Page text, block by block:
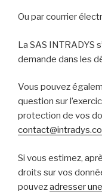
Ou par courrier
La SAS INTRADYS
demande dans les
Vous pouvez
question sur
protection de vos
Si vous estimez,
droits sur vos
pouvezadresser